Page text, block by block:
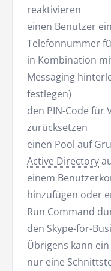
reaktivieren
einen Benutzer
Telefonnummer
in Kombination
Messaging
festlegen)
den PIN-Code für
zurücksetzen
einen Pool auf
Active Directory
einem
hinzufügen oder
Run Command
den Skype-for-
Übrigens kann
nur eine